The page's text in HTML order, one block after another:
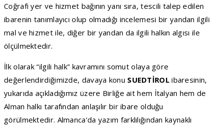
Coğrafi yer ve hizmet bağının yanı sıra, tescili talep edilen
ibarenin tanımlayıcı olup olmadığı incelemesi bir yandan ilgili
mal ve hizmet ile, diğer bir yandan da ilgili halkın algısı ile
ölçülmektedir.
İlk olarak “ilgili halk” kavramını somut olaya göre
değerlendirdiğimizde, davaya konu SUEDTİROLibaresinin,
yukarıda açıkladığımız üzere Birliğe ait hem İtalyan hem de
Alman halkı tarafından anlaşılır bir ibare olduğu
görülmektedir. Almanca’da yazım farklılığından kaynaklı